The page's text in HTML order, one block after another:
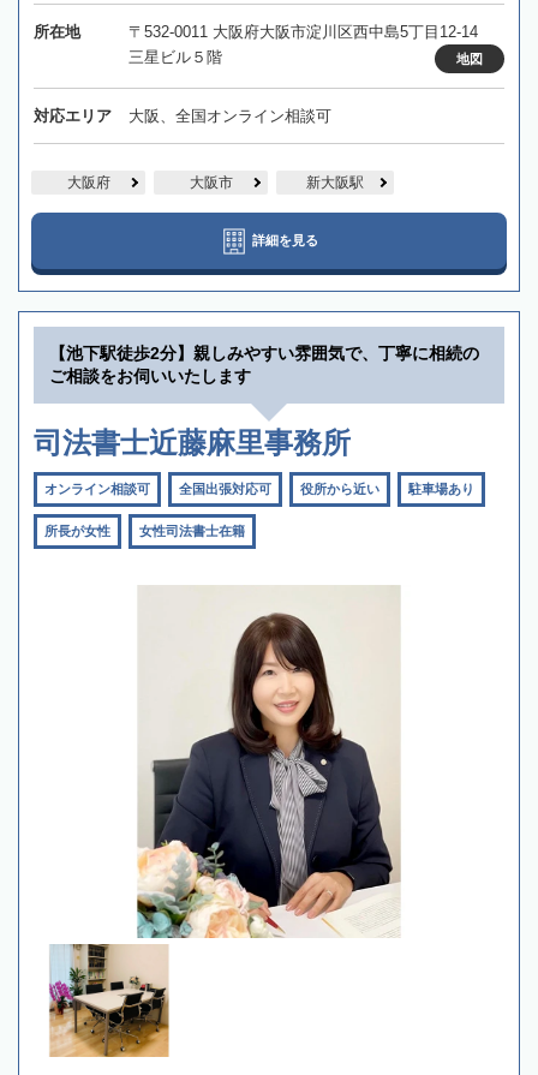
所在地
〒532-0011 大阪府大阪市淀川区西中島5丁目12-14
三星ビル５階
地図
対応エリア 大阪、全国オンライン相談可
大阪府 大阪市 新大阪駅
詳細を見る
【池下駅徒歩2分】親しみやすい雰囲気で、丁寧に相続の
ご相談をお伺いいたします
司法書士近藤麻里事務所
オンライン相談可 全国出張対応可 役所から近い 駐車場あり
所長が女性 女性司法書士在籍